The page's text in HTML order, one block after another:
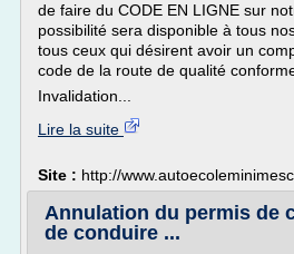
de faire du CODE EN LIGNE sur
possibilité sera disponible à tous
tous ceux qui désirent avoir un
code de la route de qualité
Invalidation...
Lire la suite
Site : http://
Annulation du permis de
de conduire ...